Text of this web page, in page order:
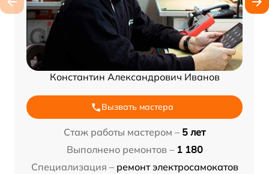
Константин Александрович Иванов
Вызвать мастера
Стаж работы мастером – 5 лет
Выполнено ремонтов – 1 180
Специализация – ремонт электросамокатов